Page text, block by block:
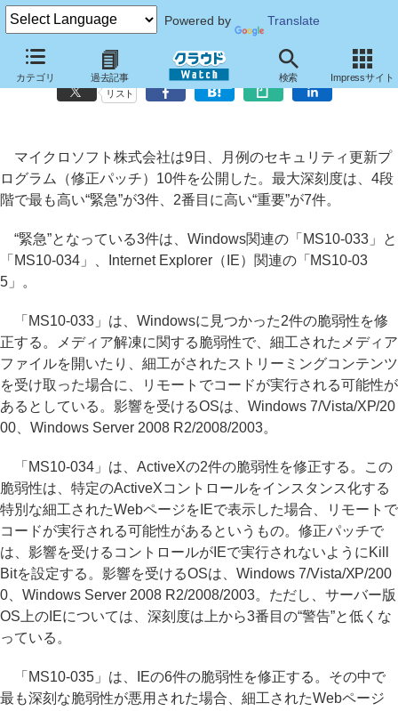
Powered by Translate
カテゴリ 過去記事 検索 Impressサイト
MSが6月の月例パッチ公開、IEの“緊急”パッチなど計10件
リスト
マイクロソフト株式会社は9日、月例のセキュリティ更新プ
ログラム（修正パッチ）10件を公開した。最大深刻度は、4段
階で最も高い“緊急”が3件、2番目に高い“重要”が7件。
“緊急”となっている3件は、Windows関連の「MS10-033」と
「MS10-034」、Internet Explorer（IE）関連の「MS10-03
5」。
「MS10-033」は、Windowsに見つかった2件の脆弱性を修
正する。メディア解凍に関する脆弱性で、細工されたメディア
ファイルを開いたり、細工がされたストリーミングコンテンツ
を受け取った場合に、リモートでコードが実行される可能性が
あるとしている。影響を受けるOSは、Windows 7/Vista/XP/20
00、Windows Server 2008 R2/2008/2003。
「MS10-034」は、ActiveXの2件の脆弱性を修正する。この
脆弱性は、特定のActiveXコントロールをインスタンス化する
特別な細工されたWebページをIEで表示した場合、リモートで
コードが実行される可能性があるというもの。修正パッチで
は、影響を受けるコントロールがIEで実行されないようにKill
Bitを設定する。影響を受けるOSは、Windows 7/Vista/XP/200
0、Windows Server 2008 R2/2008/2003。ただし、サーバー版
OS上のIEについては、深刻度は上から3番目の“警告”と低くな
っている。
「MS10-035」は、IEの6件の脆弱性を修正する。その中で
最も深刻な脆弱性が悪用された場合、細工されたWebページ